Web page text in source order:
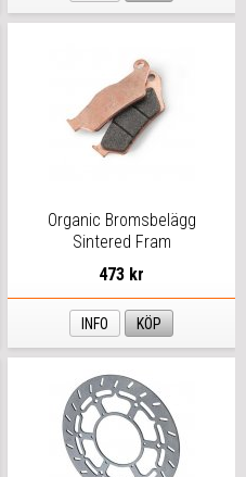
Organic Bromsbelägg
Sintered Fram
473 kr
INFO KÖP